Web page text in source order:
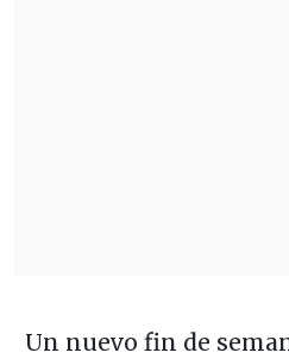
Un nuevo fin de